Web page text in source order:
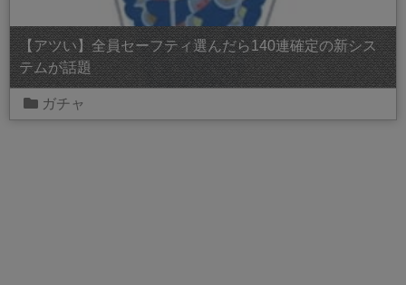
【アツい】全員セーフティ選んだら140連確定の新シス
テムが話題
ガチャ